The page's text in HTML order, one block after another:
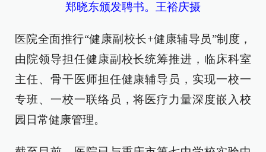
郑晓东颁发聘书。王裕庆摄
医院全面推行“健康副校长+健康辅导员”制度，
由院领导担任健康副校长统筹推进，临床科室
主任、骨干医师担任健康辅导员，实现一校一
专班、一校一联络员，将医疗力量深度嵌入校
园日常健康管理。